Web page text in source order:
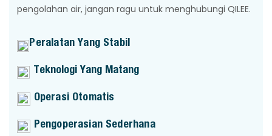
pengolahan air, jangan ragu untuk menghubungi QILEE.
Peralatan Yang Stabil
Teknologi Yang Matang
Operasi Otomatis
Pengoperasian Sederhana